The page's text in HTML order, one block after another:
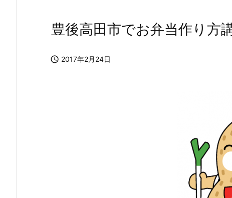
豊後高田市でお弁当作り方
 2017年2月24日